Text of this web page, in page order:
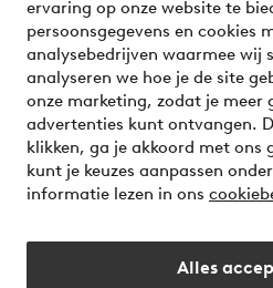
ervaring op onze website te
persoonsgegevens en cookies
analysebedrijven waarmee wij
analyseren we hoe je de site
onze marketing, zodat je meer
advertenties kunt ontvangen.
klikken, ga je akkoord met ons
kunt je keuzes aanpassen
informatie lezen in ons
Alles
Veilig betalen - Nu
Wil je meer weten over